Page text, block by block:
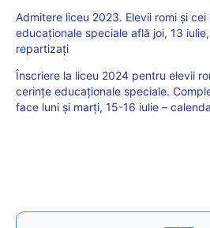
Admitere liceu 2023. Elevii romi și
educaționale speciale află joi, 13
repartizați
Înscriere la liceu 2024 pentru elevii
cerințe educaționale speciale.
face luni și marți, 15-16 iulie –